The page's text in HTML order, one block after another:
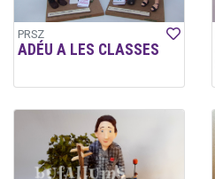
PRSZ
ADÉU A LES CLASSES